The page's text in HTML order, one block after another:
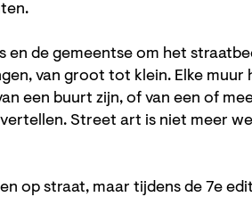
de gemeentse om het
van groot tot klein. Elke muur
een buurt zijn, of van een of
Street art is niet meer
op straat, maar tijdens de 7e